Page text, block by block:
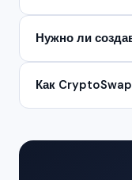
Нужно ли
Как